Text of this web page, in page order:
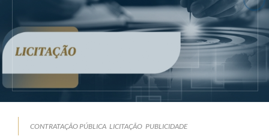
CONTRATAÇÃO PÚBLICA LICITAÇÃO PUBLICIDADE